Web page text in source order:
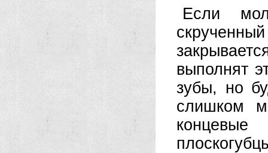
Если
выполнят
зубы, но
слишком
концевые